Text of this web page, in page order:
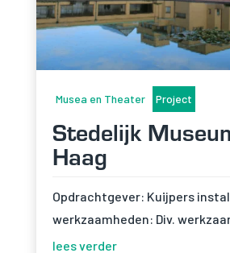
Musea en Theater Project
Stedelijk
Haag
Opdrachtgever: Kuijpers
werkzaamheden: Div.
lees verder